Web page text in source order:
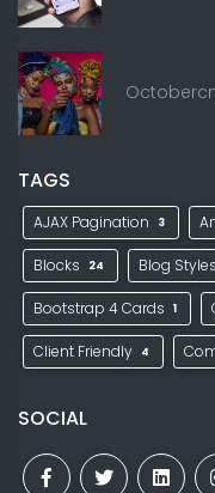
TAGS
AJAX Pagination 3
Blocks 24 Blog Styles
Bootstrap 4 Cards 1
Client Friendly 4
SOCIAL